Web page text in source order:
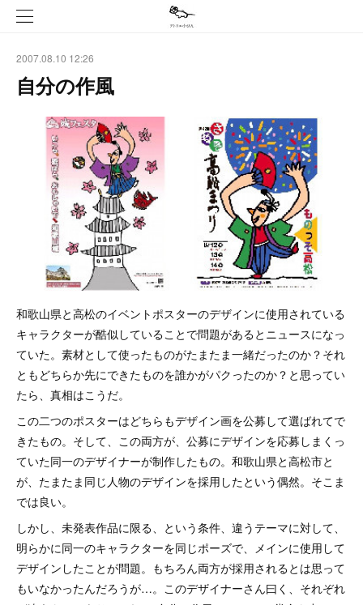
2007.08.10 12:26
自分の作風
和歌山県と高松のイベントポスターのデザインに使用されている
キャラクターが酷似していることで問題があるとニュースになっ
ていた。素材として使ったものがたまたま一緒だったのか？それ
ともどちらか先にできたものを誰かがパクったのか？と思ってい
たら、真相はこうだ。
この二つのポスターはどちらもデザイン画を公募して選ばれてで
きたもの。そして、この両方が、公募にデザインを応募しまくっ
ていた同一のデザイナーが制作したもの。和歌山県と高松市と
が、たまたま同じ人物のデザインを採用したという偶然。そこま
では良い。
しかし、未発表作品に限る、という条件、違うテーマに対して、
明らかに同一のキャラクターを同じポーズで、メインに使用して
デザインしたことが問題。もちろん両方が採用されるとは思って
もいなかったんだろうが…。このデザイナーさん曰く、それぞれ